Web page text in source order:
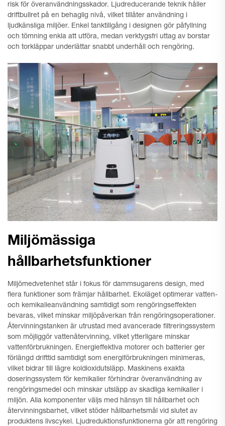
risk för överanvändningsskador. Ljudreducerande teknik håller
driftbullret på en behaglig nivå, vilket tillåter användning i
ljudkänsliga miljöer. Enkel tanktillgång i designen gör påfyllning
och tömning enkla att utföra, medan verktygsfri uttag av borstar
och torkläppar underlättar snabbt underhåll och rengöring.
Miljömässiga
hållbarhetsfunktioner
Miljömedvetenhet står i fokus för dammsugarens design, med
flera funktioner som främjar hållbarhet. Ekoläget optimerar vatten-
och kemikalieanvändning samtidigt som rengöringseffekten
bevaras, vilket minskar miljöpåverkan från rengöringsoperationer.
Återvinningstanken är utrustad med avancerade filtreringssystem
som möjliggör vattenåtervinning, vilket ytterligare minskar
vattenförbrukningen. Energieffektiva motorer och batterier ger
förlängd drifttid samtidigt som energiförbrukningen minimeras,
vilket bidrar till lägre koldioxidutsläpp. Maskinens exakta
doseringssystem för kemikalier förhindrar överanvändning av
rengöringsmedel och minskar utsläpp av skadliga kemikalier i
miljön. Alla komponenter väljs med hänsyn till hållbarhet och
återvinningsbarhet, vilket stöder hållbarhetsmål vid slutet av
produktens livscykel. Ljudreduktionsfunktionerna gör att rengöring